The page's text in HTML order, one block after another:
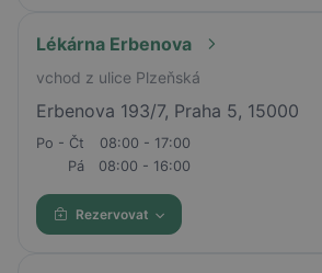
Lékárna Erbenova
vchod z ulice Plzeňská
Erbenova 193/7, Praha 5, 15000
Po - Čt
08:00 - 17:00
Pá
08:00 - 16:00
Rezervovat